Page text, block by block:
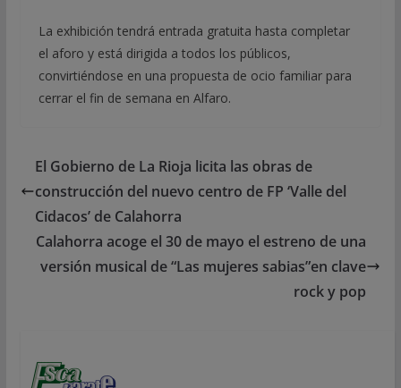
La exhibición tendrá entrada gratuita hasta completar
el aforo y está dirigida a todos los públicos,
convirtiéndose en una propuesta de ocio familiar para
cerrar el fin de semana en Alfaro.
El Gobierno de La Rioja licita las obras de
construcción del nuevo centro de FP ‘Valle del
Cidacos’ de Calahorra
Calahorra acoge el 30 de mayo el estreno de una
versión musical de “Las mujeres sabias”en clave
rock y pop